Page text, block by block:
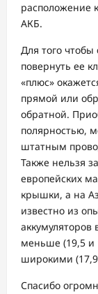
расположение
АКБ.
Для того
повернуть ее
«плюс»
прямой или
обратной.
полярностью,
штатным
Также нельзя
европейских
крышки, а на
известно из
меньше (19,5 и
широкими
Спасибо